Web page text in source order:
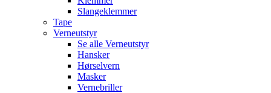
Slangeklemmer
Tape
Verneutstyr
Se alle Verneutstyr
Hansker
Hørselvern
Masker
Vernebriller